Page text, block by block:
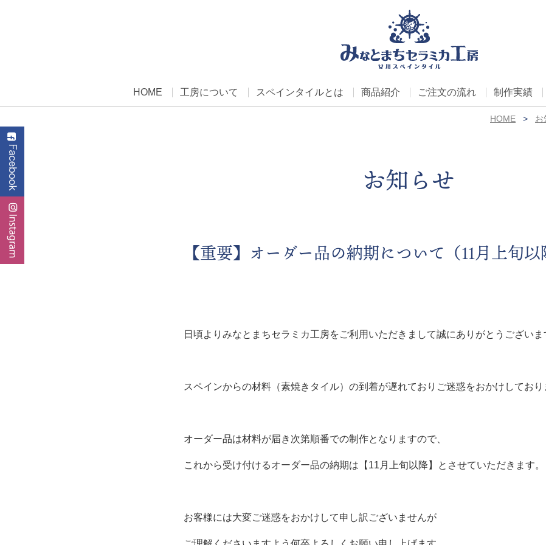
HOME 工房について スペインタイルとは 商品紹介 ご注文の流れ 制作実績
HOME お
お知らせ
【重要】オーダー品の納期について（11月上旬以
日頃よりみなとまちセラミカ工房をご利用いただきまして誠にありがとうございま
スペインからの材料（素焼きタイル）の到着が遅れておりご迷惑をおかけしており
オーダー品は材料が届き次第順番での制作となりますので、
これから受け付けるオーダー品の納期は【11月上旬以降】とさせていただきます。
お客様には大変ご迷惑をおかけして申し訳ございませんが